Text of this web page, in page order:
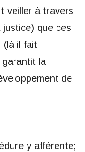
veiller à travers
que ces
(là il fait
garantit la
de
y afférente;